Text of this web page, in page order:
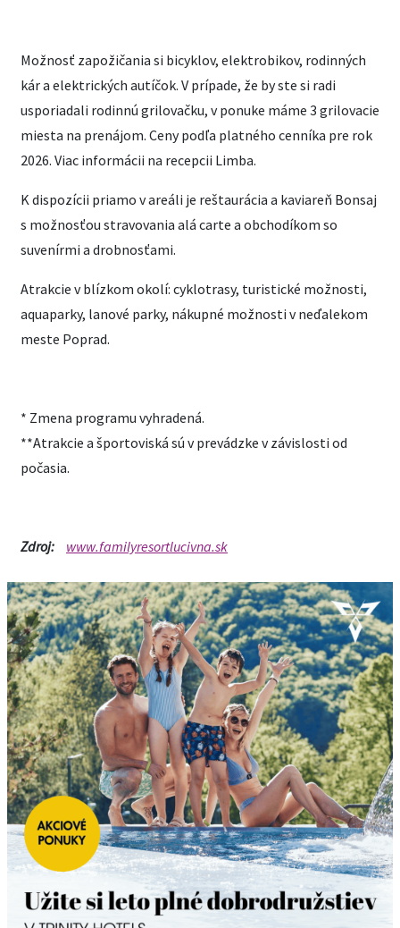
Možnosť zapožičania si bicyklov, elektrobikov, rodinných
kár a elektrických autíčok. V prípade, že by ste si radi
usporiadali rodinnú grilovačku, v ponuke máme 3 grilovacie
miesta na prenájom. Ceny podľa platného cenníka pre rok
2026. Viac informácii na recepcii Limba.
K dispozícii priamo v areáli je reštaurácia a kaviareň Bonsaj
s možnosťou stravovania alá carte a obchodíkom so
suvenírmi a drobnosťami.
Atrakcie v blízkom okolí: cyklotrasy, turistické možnosti,
aquaparky, lanové parky, nákupné možnosti v neďalekom
meste Poprad.
* Zmena programu vyhradená.
**Atrakcie a športoviská sú v prevádzke v závislosti od
počasia.
Zdroj: www.familyresortlucivna.sk